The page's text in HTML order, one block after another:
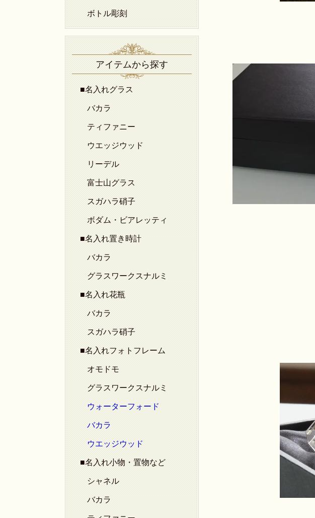
ボトル彫刻
アイテムから探す
■名入れグラス
バカラ
ティファニー
ウエッジウッド
リーデル
富士山グラス
スガハラ硝子
ボダム・ビアレッティ
■名入れ置き時計
バカラ
グラスワークスナルミ
■名入れ花瓶
バカラ
スガハラ硝子
■名入れフォトフレーム
オモドモ
グラスワークスナルミ
ウォーターフォード
バカラ
ウエッジウッド
■名入れ小物・置物など
シャネル
バカラ